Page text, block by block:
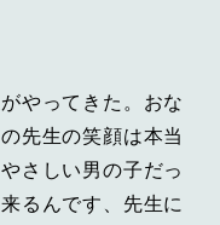
やってきた。おな
先生の笑顔は本当
さしい男の子だっ
るんです、先生に